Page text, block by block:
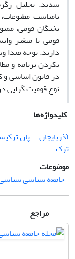
شدند. تحلیل
نامناسب
نخبگان قومی،
قومی با متغیر
دارند. توجه صدا
نکردن برنامه و
در قانون اساسی
نوع قومیت گرایی
کلیدواژه‌ها
آذربایجان
پان
ترک
موضوعات
جامعه شناسی
مراجع